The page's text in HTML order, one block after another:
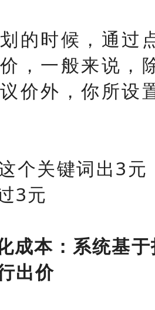
的时候，通过
，一般来说，
价外，你所设
个关键词出3
3元
成本：系统基
出价